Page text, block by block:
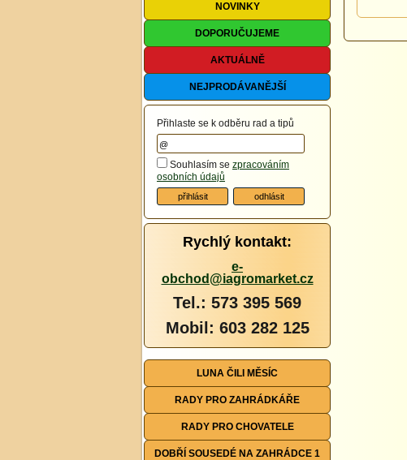
NOVINKY
DOPORUČUJEME
AKTUÁLNĚ
NEJPRODÁVANĚJŠÍ
Přihlaste se k odběru rad a tipů
Souhlasím se zpracováním
osobních údajů
Rychlý kontakt:
e-
obchod@iagromarket.cz
Tel.: 573 395 569
Mobil: 603 282 125
LUNA ČILI MĚSÍC
RADY PRO ZAHRÁDKÁŘE
RADY PRO CHOVATELE
DOBŘÍ SOUSEDÉ NA ZAHRÁDCE 1